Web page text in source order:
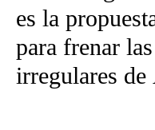
es la
para frenar
irregulares